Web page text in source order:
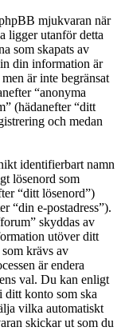
mjukvaran när
ligger utanför detta
som skapats av
din information är
är inte begränsat
“anonyma
(hädanefter “ditt
och medan
identifierbart namn
lösenord som
“ditt lösenord”)
“din e-postadress”).
skyddas av
utöver ditt
krävs av
är endera
val. Du kan enligt
konto som ska
vilka automatiskt
skickar ut som du